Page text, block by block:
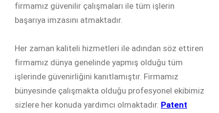
firmamız güvenilir çalışmaları ile tüm işlerin
başarıya imzasını atmaktadır.
Her zaman kaliteli hizmetleri ile adından söz ettiren
firmamız dünya genelinde yapmış olduğu tüm
işlerinde güvenirliğini kanıtlamıştır. Firmamız
bünyesinde çalışmakta olduğu profesyonel ekibimiz
sizlere her konuda yardımcı olmaktadır. Patent